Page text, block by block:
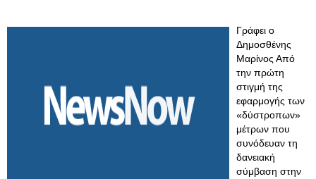
Γράφει ο
Δημοσθένης
Μαρίνος Από
την πρώτη
στιγμή της
εφαρμογής των
«δύστροπων»
μέτρων που
συνόδευαν τη
δανειακή
σύμβαση στην